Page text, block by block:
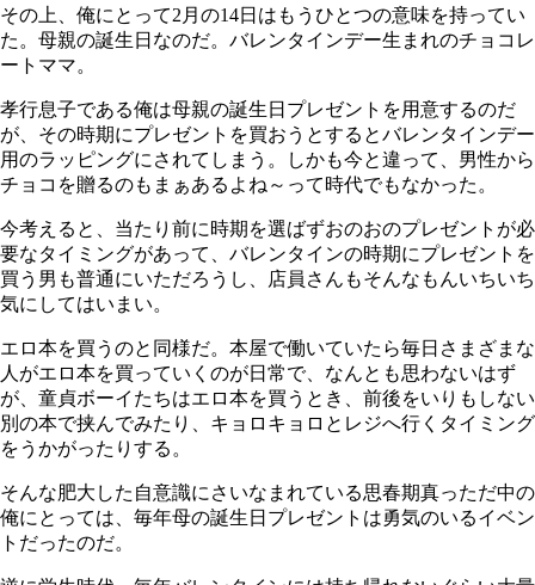
その上、俺にとって2月の14日はもうひとつの意味を持ってい
た。母親の誕生日なのだ。バレンタインデー生まれのチョコレ
ートママ。
孝行息子である俺は母親の誕生日プレゼントを用意するのだ
が、その時期にプレゼントを買おうとするとバレンタインデー
用のラッピングにされてしまう。しかも今と違って、男性から
チョコを贈るのもまぁあるよね～って時代でもなかった。
今考えると、当たり前に時期を選ばずおのおのプレゼントが必
要なタイミングがあって、バレンタインの時期にプレゼントを
買う男も普通にいただろうし、店員さんもそんなもんいちいち
気にしてはいまい。
エロ本を買うのと同様だ。本屋で働いていたら毎日さまざまな
人がエロ本を買っていくのが日常で、なんとも思わないはず
が、童貞ボーイたちはエロ本を買うとき、前後をいりもしない
別の本で挟んでみたり、キョロキョロとレジへ行くタイミング
をうかがったりする。
そんな肥大した自意識にさいなまれている思春期真っただ中の
俺にとっては、毎年母の誕生日プレゼントは勇気のいるイベン
トだったのだ。